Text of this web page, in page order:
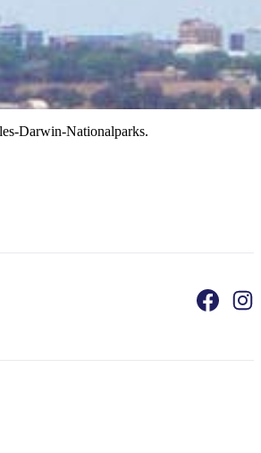
Darwin-Nationalparks.